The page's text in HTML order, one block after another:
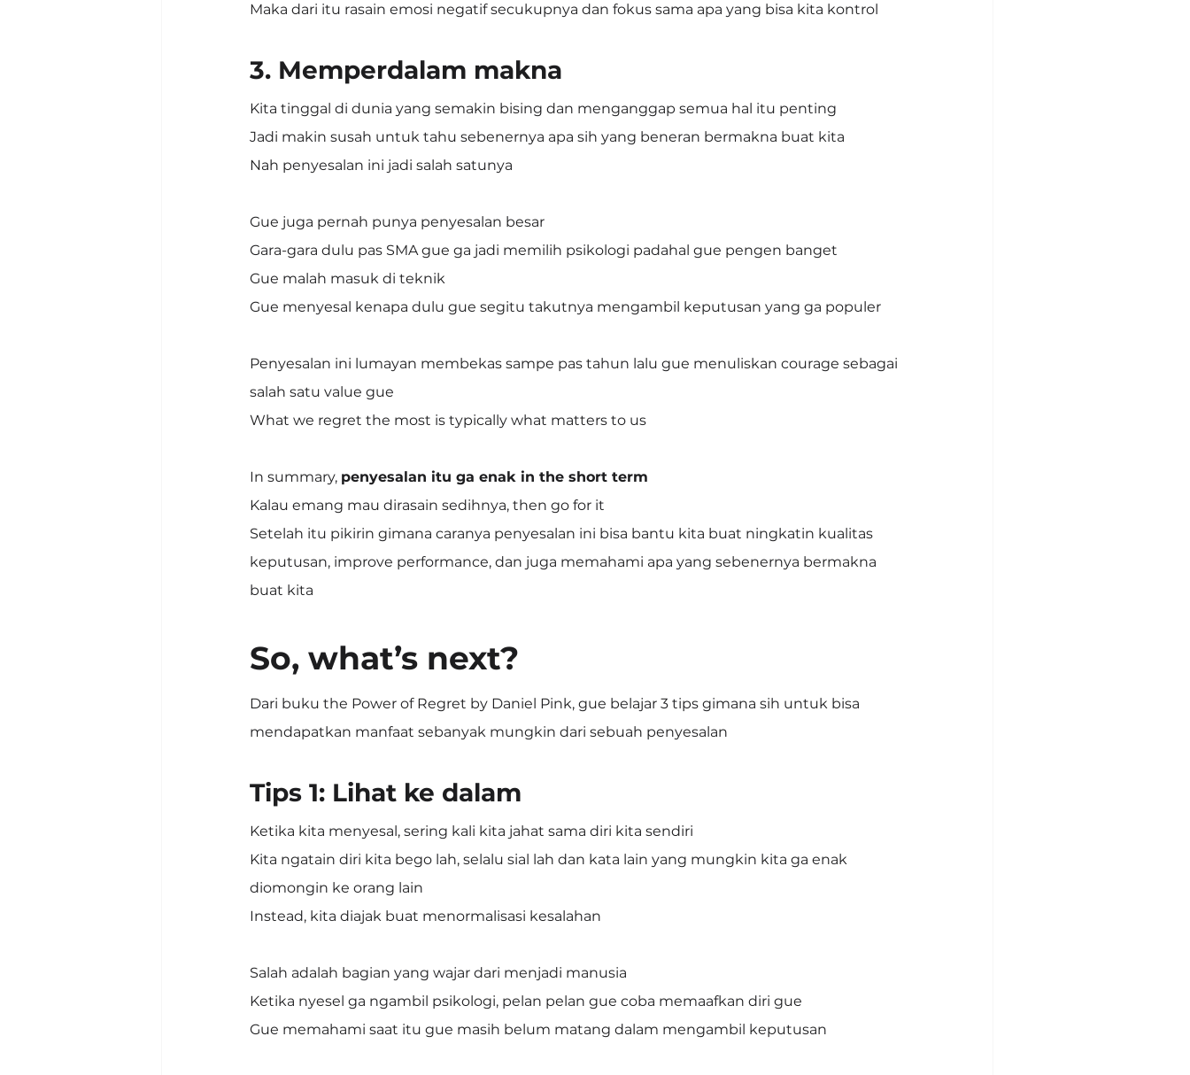
Maka dari itu rasain emosi negatif secukupnya dan fokus sama apa yang bisa kita kontrol
3. Memperdalam makna
Kita tinggal di dunia yang semakin bising dan menganggap semua hal itu penting
Jadi makin susah untuk tahu sebenernya apa sih yang beneran bermakna buat kita
Nah penyesalan ini jadi salah satunya
Gue juga pernah punya penyesalan besar
Gara-gara dulu pas SMA gue ga jadi memilih psikologi padahal gue pengen banget
Gue malah masuk di teknik
Gue menyesal kenapa dulu gue segitu takutnya mengambil keputusan yang ga populer
Penyesalan ini lumayan membekas sampe pas tahun lalu gue menuliskan courage sebagai
salah satu value gue
What we regret the most is typically what matters to us
In summary, penyesalan itu ga enak in the short term
Kalau emang mau dirasain sedihnya, then go for it
Setelah itu pikirin gimana caranya penyesalan ini bisa bantu kita buat ningkatin kualitas
keputusan, improve performance, dan juga memahami apa yang sebenernya bermakna
buat kita
So, what’s next?
Dari buku the Power of Regret by Daniel Pink, gue belajar 3 tips gimana sih untuk bisa
mendapatkan manfaat sebanyak mungkin dari sebuah penyesalan
Tips 1: Lihat ke dalam
Ketika kita menyesal, sering kali kita jahat sama diri kita sendiri
Kita ngatain diri kita bego lah, selalu sial lah dan kata lain yang mungkin kita ga enak
diomongin ke orang lain
Instead, kita diajak buat menormalisasi kesalahan
Salah adalah bagian yang wajar dari menjadi manusia
Ketika nyesel ga ngambil psikologi, pelan pelan gue coba memaafkan diri gue
Gue memahami saat itu gue masih belum matang dalam mengambil keputusan